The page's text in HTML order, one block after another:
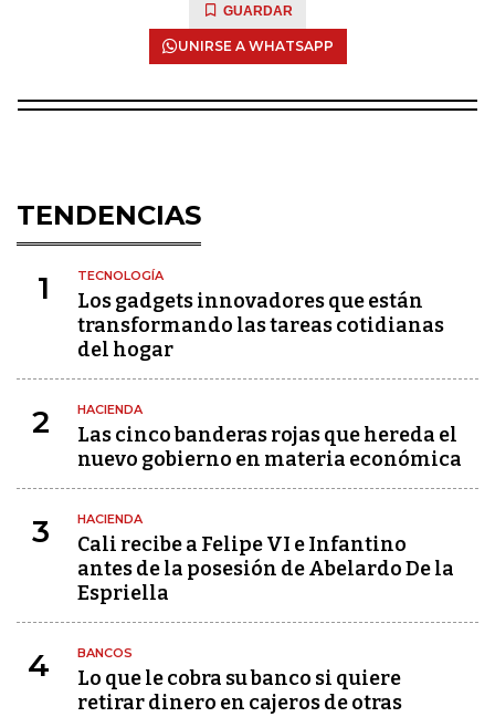
GUARDAR
UNIRSE A WHATSAPP
TENDENCIAS
1 TECNOLOGÍA
Los gadgets innovadores que están
transformando las tareas cotidianas
del hogar
2 HACIENDA
Las cinco banderas rojas que hereda el
nuevo gobierno en materia económica
3 HACIENDA
Cali recibe a Felipe VI e Infantino
antes de la posesión de Abelardo De la
Espriella
4 BANCOS
Lo que le cobra su banco si quiere
retirar dinero en cajeros de otras